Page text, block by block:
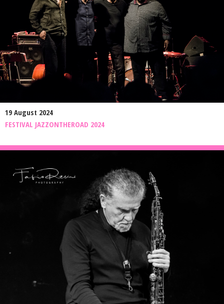
19 August 2024
FESTIVAL JAZZONTHEROAD 2024